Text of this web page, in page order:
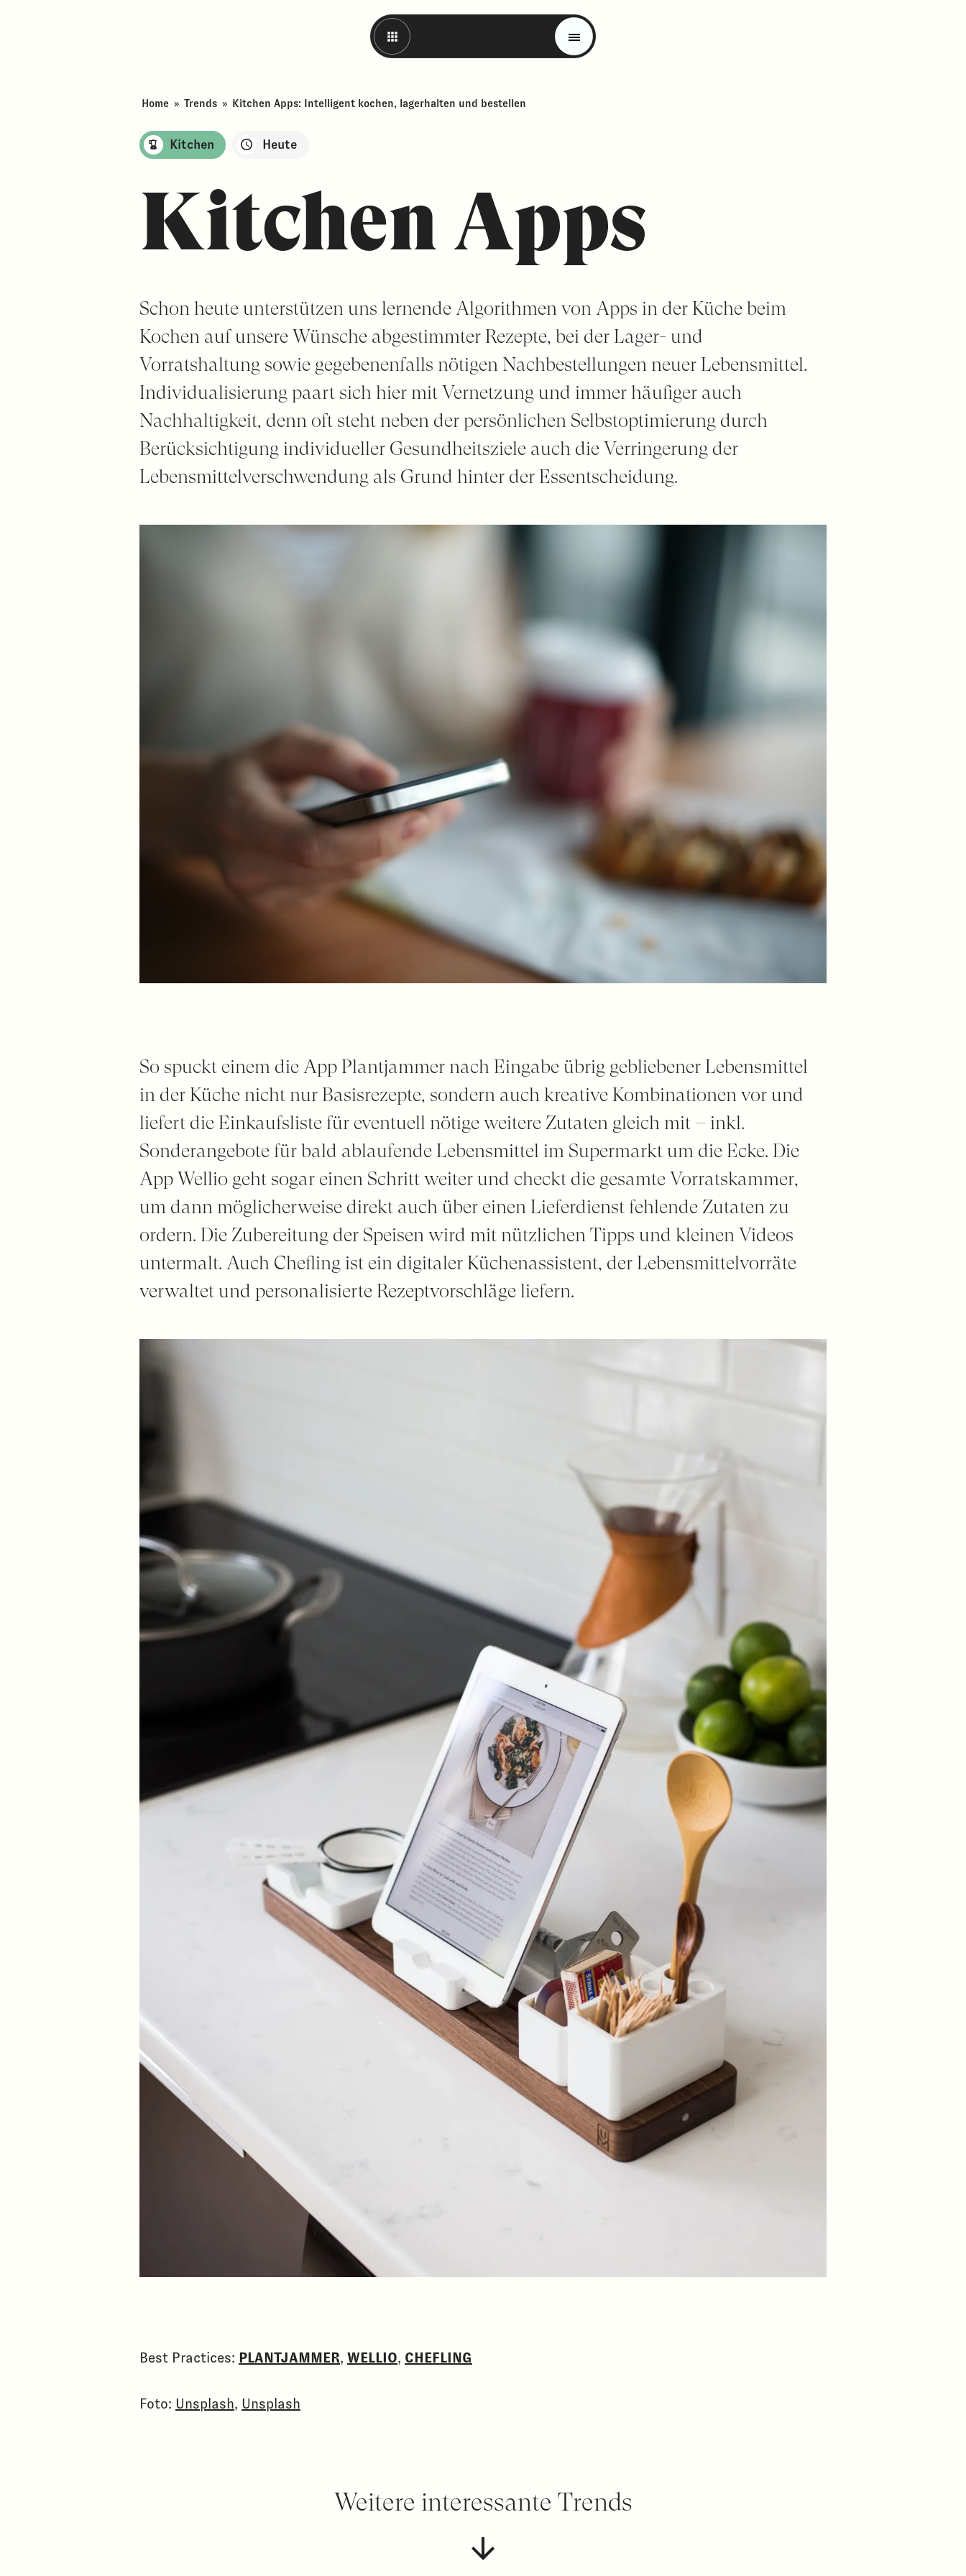
Magazin
Trends
Home » Trends » Kitchen Apps: Intelligent kochen, lagerhalten und bestellen
Kitchen Heute
Kitchen Apps
Schon heute unterstützen uns lernende Algorithmen von Apps in der Küche beim
Kochen auf unsere Wünsche abgestimmter Rezepte, bei der Lager- und
Vorratshaltung sowie gegebenenfalls nötigen Nachbestellungen neuer Lebensmittel.
Individualisierung paart sich hier mit Vernetzung und immer häufiger auch
Nachhaltigkeit, denn oft steht neben der persönlichen Selbstoptimierung durch
Berücksichtigung individueller Gesundheitsziele auch die Verringerung der
Lebensmittelverschwendung als Grund hinter der Essentscheidung.
So spuckt einem die App Plantjammer nach Eingabe übrig gebliebener Lebensmittel
in der Küche nicht nur Basisrezepte, sondern auch kreative Kombinationen vor und
liefert die Einkaufsliste für eventuell nötige weitere Zutaten gleich mit – inkl.
Sonderangebote für bald ablaufende Lebensmittel im Supermarkt um die Ecke. Die
App Wellio geht sogar einen Schritt weiter und checkt die gesamte Vorratskammer,
um dann möglicherweise direkt auch über einen Lieferdienst fehlende Zutaten zu
ordern. Die Zubereitung der Speisen wird mit nützlichen Tipps und kleinen Videos
untermalt. Auch Chefling ist ein digitaler Küchenassistent, der Lebensmittelvorräte
verwaltet und personalisierte Rezeptvorschläge liefern.
Best Practices: PLANTJAMMER, WELLIO, CHEFLING
Foto: Unsplash, Unsplash
Weitere interessante Trends